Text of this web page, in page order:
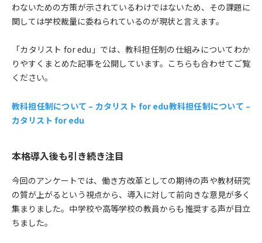
わないための方策が示されているわけではないため、その課題に
関しては学校裁量に委ねられているのが現状と言えます。
「カタリスト for edu」では、教科担任制の仕組みについてわか
りやすくまとめた記事を公開しています。こちらも合わせてご覧
ください。
教科担任制について – カタリスト for edu教科担任制について –
カタリスト for edu
本格導入後も引き続き注目
今回のアンケートでは、働き方改革としての期待の声や教材研究
の質が上がるという視点から、導入に対して前向きな意見が多く
集まりました。中学校や高等学校の教員からも推奨する声が目立
ちました。